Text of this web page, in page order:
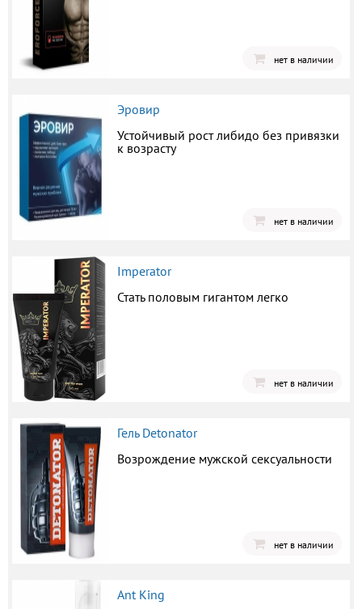
нет в наличии
Эровир
Устойчивый рост либидо без привязки
к возрасту
нет в наличии
Imperator
Стать половым гигантом легко
нет в наличии
Гель Detonator
Возрождение мужской сексуальности
нет в наличии
Ant King